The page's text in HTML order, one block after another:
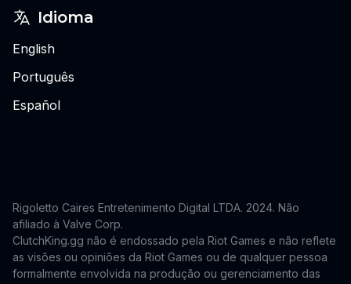
Idioma
English
Português
Español
Rigoletto Caires Entretenimento Digital LTDA. 2024. Não
afiliado à Valve Corp.
ClutchKing.gg não é endossado pela Riot Games e não reflete
as visões ou opiniões da Riot Games ou de qualquer pessoa
formalmente envolvida na produção ou gerenciamento das